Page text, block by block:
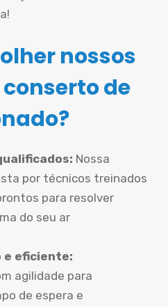
nossos
de
Nossa
por técnicos treinados
para resolver
do seu ar
e eficiente:
agilidade para
de espera e